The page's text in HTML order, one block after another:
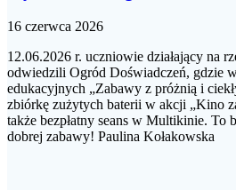
16 czerwca 2026
12.06.2026 r. uczniowie działający na
odwiedzili Ogród Doświadczeń, gdzie
edukacyjnych „Zabawy z próżnią i
zbiórkę zużytych baterii w akcji „Kino
także bezpłatny seans w Multikinie. To
dobrej zabawy! Paulina Kołakowska